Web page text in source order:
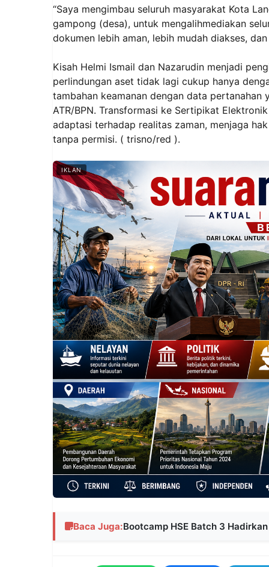
“Saya mengimbau seluruh masyarakat Kota
gampong (desa), untuk mengalihmediakan
dokumen lebih aman, lebih mudah diakses,
Kisah Helmi Ismail dan Nazarudin menjadi
perlindungan aset tidak lagi cukup hanya
tambahan keamanan dengan data pertanahan
ATR/BPN. Transformasi ke Sertipikat
adaptasi terhadap realitas zaman, menjaga
tanpa permisi. ( trisno/red ).
IKLAN
Baca Juga:Bootcamp HSE Batch 3